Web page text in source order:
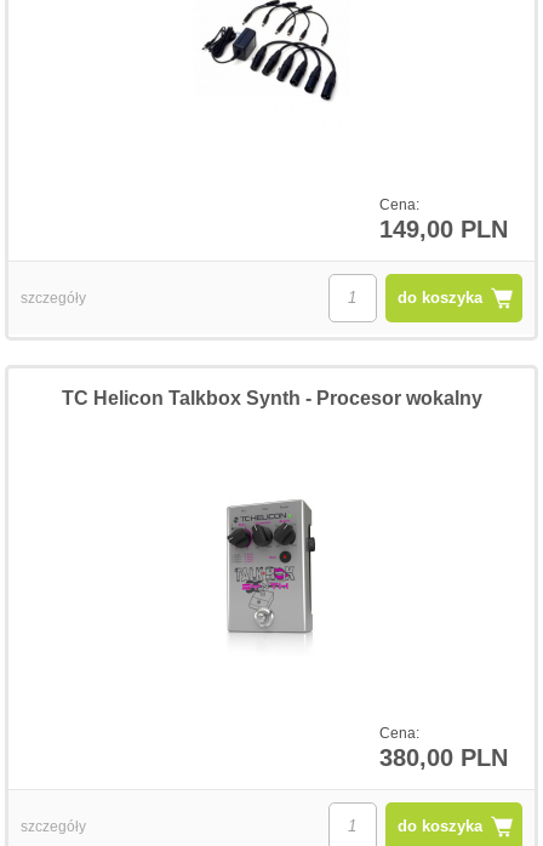
Cena:
149,00 PLN
do koszyka
szczegóły
Cena:
380,00 PLN
TC Helicon Talkbox Synth - Procesor wokalny
do koszyka
szczegóły